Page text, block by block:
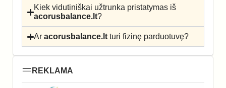
Kiek vidutiniškai užtrunka pristatymas iš
acorusbalance.lt?
Aracorusbalance.lt turi fizinę parduotuvę?
REKLAMA